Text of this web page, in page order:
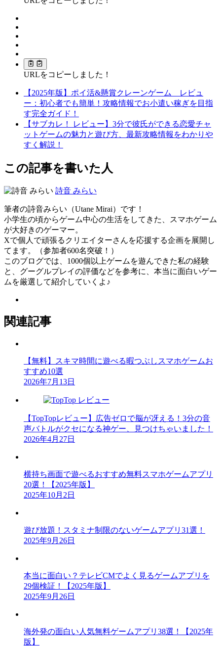
URLをコピーしました！
【2025年版】ポイ活&懸賞クレーンゲーム レビュ
ー：初心者でも簡単！攻略情報でお小遣い稼ぎを目指
す完全ガイド！
【サブカレ！ レビュー】3分で彼氏ができる恋愛チャ
ットゲームの魅力と遊び方、最新攻略情報をわかりや
すく解説！
この記事を書いた人
詩音 みらい
筆者の詩音みらい（Utane Mirai）です！
小学生の頃からゲーム中心の生活をしてきた、スマホゲーム
が大好きのゲーマー。
Xで個人で頑張るクリエイターさんを応援する企画を展開し
てます。（参加者600名突破！）
このブログでは、1000個以上ゲームを遊んできた私の経験
と、グーグルプレイの評価などを参考に、本当に面白いゲー
ムを厳選して紹介していくよ♪
関連記事
【無料】スキマ時間に遊べる暇つぶしスマホゲームお
すすめ10選
2026年7月13日
【TopTopレビュー】広告ゼロで脳が冴える！3分の音
声バトルがクセになる神ゲー、見つけちゃいました！
2026年4月27日
横持ち画面で遊べるおすすめ無料スマホゲームアプリ
20選！【2025年版】
2025年10月2日
遊び放題！スタミナ制限のないゲームアプリ31選！
2025年9月26日
本当に面白い？テレビCMでよく見るゲームアプリを
29個検証！【2025年版】
2025年9月26日
海外発の面白い人気無料ゲームアプリ38選！【2025年
版】